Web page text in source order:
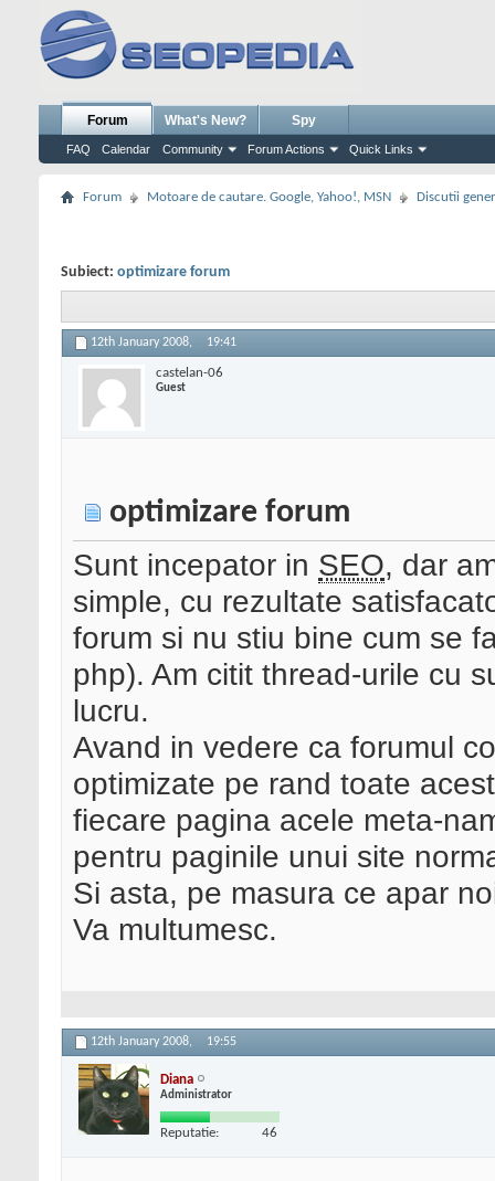
Forum
FAQ Calendar Community Forum Actions Quick Links
What's New? Spy
Forum Motoare de cautare. Google, Yahoo!, MSN Discutii
Subiect: optimizare forum
12th January 2008, 19:41
castelan-06
Guest
optimizare forum
Sunt incepator in SEO, dar
simple, cu rezultate
forum si nu stiu bine cum se
php). Am citit thread-urile cu
lucru.
Avand in vedere ca forumul
optimizate pe rand toate
fiecare pagina acele meta-
pentru paginile unui site
Si asta, pe masura ce apar
Va multumesc.
12th January 2008, 19:55
Diana
Administrator
Reputatie: 46